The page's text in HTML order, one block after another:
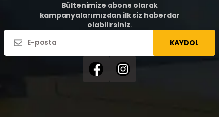
Bültenimize abone olarak
kampanyalarımızdan ilk siz haberdar
olabilirsiniz.
KAYDOL